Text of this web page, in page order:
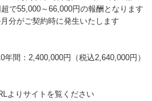
で55,000～66,000円の報酬となります
分がご契約時に発生いたします
年間：2,400,000円（税込2,640,000円）
よりサイトを覧ください